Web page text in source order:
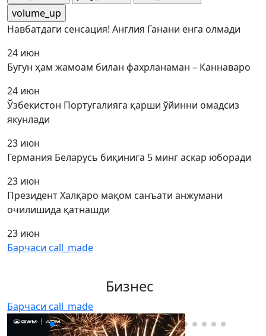
volume_up
Навбатдаги сенсация! Англия Ганани енга олмади
24 июн
Бугун ҳам жамоам билан фахрланаман – Каннаваро
24 июн
Ўзбекистон Португалияга қарши ўйинни омадсиз
якунлади
23 июн
Германия Беларусь биқинига 5 минг аскар юборади
23 июн
Президент Халқаро мақом санъати анжумани
очилишида қатнашди
23 июн
Барчаси call_made
Бизнес
Барчаси call_made